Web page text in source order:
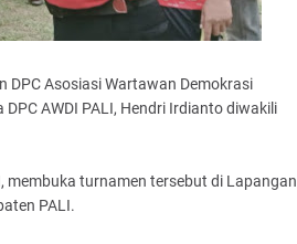
DPC Asosiasi Wartawan Demokrasi
AWDI PALI, Hendri Irdianto diwakili
membuka turnamen tersebut di Lapangan
PALI.